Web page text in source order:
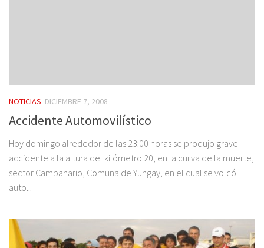
NOTICIAS DICIEMBRE 7, 2008
Accidente Automovilístico
Hoy domingo alrededor de las 23:00 horas se produjo grave
accidente a la altura del kilómetro 20, en la curva de la muerte,
sector Campanario, Comuna de Yungay, en el cual se volcó
auto...